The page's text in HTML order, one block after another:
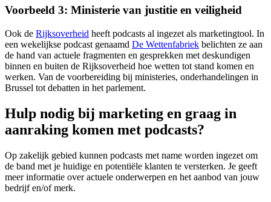
Voorbeeld 3: Ministerie van justitie en veiligheid
Ook de Rijksoverheid heeft podcasts al ingezet als marketingtool. In
een wekelijkse podcast genaamd De Wettenfabriek belichten ze aan
de hand van actuele fragmenten en gesprekken met deskundigen
binnen en buiten de Rijksoverheid hoe wetten tot stand komen en
werken. Van de voorbereiding bij ministeries, onderhandelingen in
Brussel tot debatten in het parlement.
Hulp nodig bij marketing en graag in
aanraking komen met podcasts?
Op zakelijk gebied kunnen podcasts met name worden ingezet om
de band met je huidige en potentiële klanten te versterken. Je geeft
meer informatie over actuele onderwerpen en het aanbod van jouw
bedrijf en/of merk.